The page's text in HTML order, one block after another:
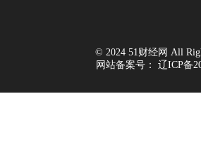
© 2024 51财经网 All
网站备案号：
辽ICP备